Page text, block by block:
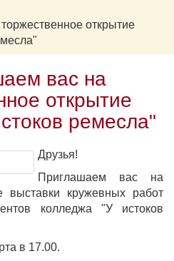
открытие
вас на
открытие
ремесла"
Друзья!
Приглашаем вас на
выставки кружевных работ
колледжа "У истоков
в 17.00.